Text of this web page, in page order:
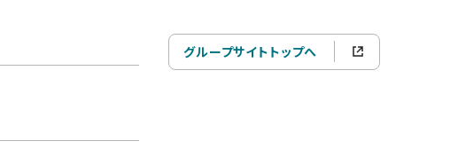
グループサイトトップへ